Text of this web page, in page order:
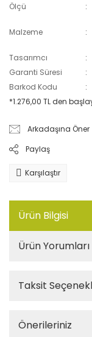
Ölçü
Malzeme
Tasarımcı
Garanti Süresi
Barkod Kodu
*1.276,00 TL den
Arkadaşına Öner
Paylaş
Karşılaştır
Ürün Bilgisi
Ürün Yorumları
Taksit
Önerileriniz